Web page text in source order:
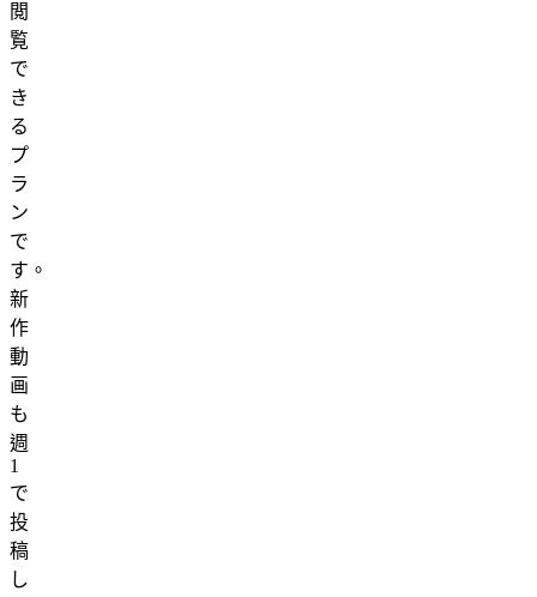
閲
覧
で
き
る
プ
ラ
ン
で
す。
新
作
動
画
も
週
1
で
投
稿
し